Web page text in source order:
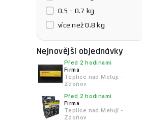
0.5 - 0.7 kg
více než 0.8 kg
Nejnovější objednávky
Před 2 hodinami
Firma
Teplice nad Metují -
Zdoňov
Před 2 hodinami
Firma
Teplice nad Metují -
Zdoňov